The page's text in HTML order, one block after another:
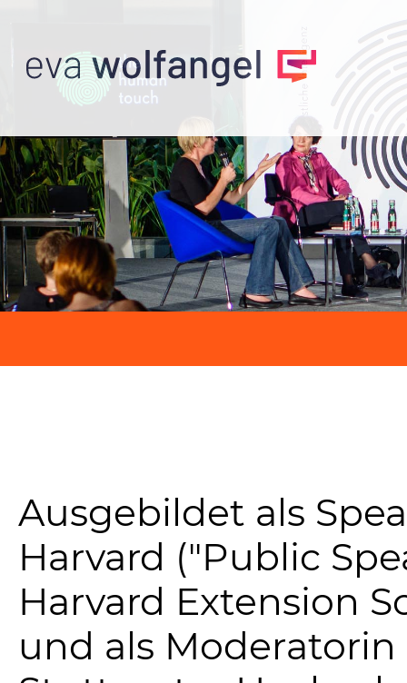
Ausgebildet als
Harvard ("Public
Harvard Extension
und als Moderatorin